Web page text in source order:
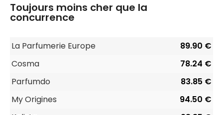
Toujours moins cher que la
concurrence
La Parfumerie Europe
89.90 €
Cosma
78.24 €
Parfumdo
83.85 €
My Origines
94.50 €